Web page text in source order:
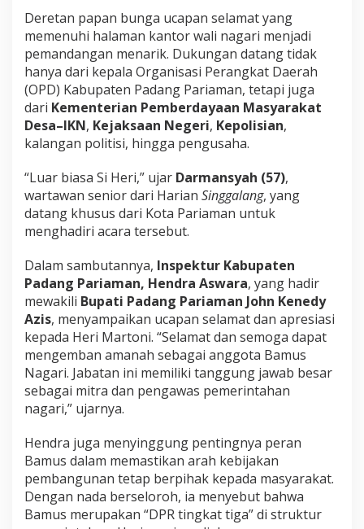
n
s
p
e
k
t
u
r
H
e
d
r
a
A
s
a
r
a
Deretan papan bunga ucapan selamat yang
memenuhi halaman kantor wali nagari menjadi
pemandangan menarik. Dukungan datang tidak
hanya dari kepala Organisasi Perangkat Daerah
(OPD) Kabupaten Padang Pariaman, tetapi juga
dari Kementerian Pemberdayaan Masyarakat
Desa–IKN, Kejaksaan Negeri, Kepolisian,
kalangan politisi, hingga pengusaha.
“Luar biasa Si Heri,” ujar Darmansyah (57),
wartawan senior dari Harian Singgalang, yang
datang khusus dari Kota Pariaman untuk
menghadiri acara tersebut.
Dalam sambutannya, Inspektur Kabupaten
Padang Pariaman, Hendra Aswara, yang hadir
mewakili Bupati Padang Pariaman John Kenedy
Azis, menyampaikan ucapan selamat dan apresiasi
kepada Heri Martoni. “Selamat dan semoga dapat
mengemban amanah sebagai anggota Bamus
Nagari. Jabatan ini memiliki tanggung jawab besar
sebagai mitra dan pengawas pemerintahan
nagari,” ujarnya.
Hendra juga menyinggung pentingnya peran
Bamus dalam memastikan arah kebijakan
pembangunan tetap berpihak kepada masyarakat.
Dengan nada berseloroh, ia menyebut bahwa
Bamus merupakan “DPR tingkat tiga” di struktur